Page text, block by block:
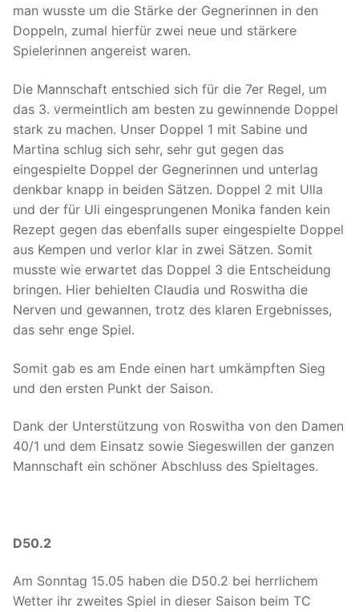
man wusste um die Stärke der Gegnerinnen in den
Doppeln, zumal hierfür zwei neue und stärkere
Spielerinnen angereist waren.
Die Mannschaft entschied sich für die 7er Regel, um
das 3. vermeintlich am besten zu gewinnende Doppel
stark zu machen. Unser Doppel 1 mit Sabine und
Martina schlug sich sehr, sehr gut gegen das
eingespielte Doppel der Gegnerinnen und unterlag
denkbar knapp in beiden Sätzen. Doppel 2 mit Ulla
und der für Uli eingesprungenen Monika fanden kein
Rezept gegen das ebenfalls super eingespielte Doppel
aus Kempen und verlor klar in zwei Sätzen. Somit
musste wie erwartet das Doppel 3 die Entscheidung
bringen. Hier behielten Claudia und Roswitha die
Nerven und gewannen, trotz des klaren Ergebnisses,
das sehr enge Spiel.
Somit gab es am Ende einen hart umkämpften Sieg
und den ersten Punkt der Saison.
Dank der Unterstützung von Roswitha von den Damen
40/1 und dem Einsatz sowie Siegeswillen der ganzen
Mannschaft ein schöner Abschluss des Spieltages.
D50.2
Am Sonntag 15.05 haben die D50.2 bei herrlichem
Wetter ihr zweites Spiel in dieser Saison beim TC